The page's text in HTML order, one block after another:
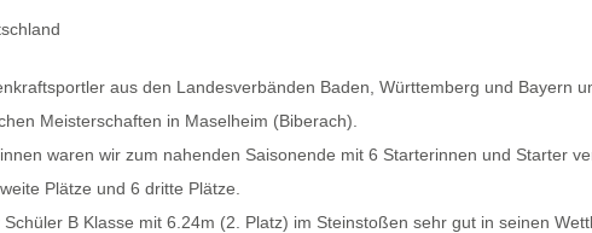
aus den Landesverbänden Baden, Württemberg und Bayern
Meisterschaften in Maselheim (Biberach).
waren wir zum nahenden Saisonende mit 6 Starterinnen und Starter
Plätze und 6 dritte Plätze.
B Klasse mit 6.24m (2. Platz) im Steinstoßen sehr gut in seinen